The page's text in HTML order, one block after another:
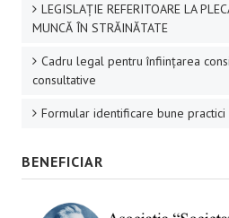
LEGISLAȚIE REFERITOARE LA
MUNCĂ ÎN STRĂINĂTATE
Cadru legal pentru înființarea
consultative
Formular identificare bune practici
BENEFICIAR